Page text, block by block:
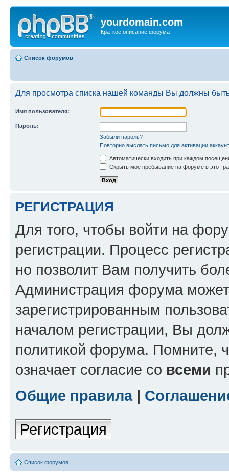
yourdomain.com
Краткое описание форума
Список форумов
Для просмотра списка нашей команды Вы должны
Имя пользователя:
Пароль:
Забыли пароль?
Повторно выслать письмо для активации
Автоматически входить при каждом
Скрыть мое пребывание на форуме в этот
РЕГИСТРАЦИЯ
Для того, чтобы войти на
регистрации. Процесс
но позволит Вам получить
Администрация форума может
зарегистрированным
началом регистрации, Вы
политикой форума. Помните,
означает согласие со всеми
Общие правила|
Регистрация
Список форумов